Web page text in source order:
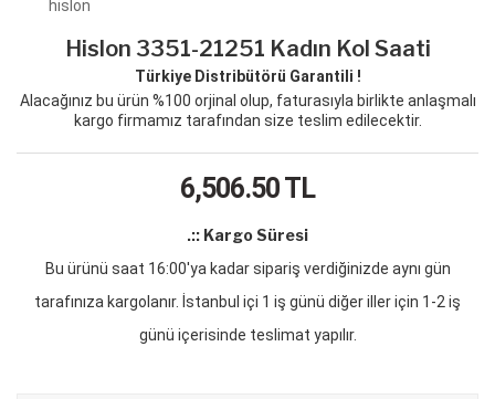
Hislon 3351-21251 Kadın Kol Saati
Türkiye Distribütörü Garantili !
Alacağınız bu ürün %100 orjinal olup, faturasıyla birlikte anlaşmalı
kargo firmamız tarafından size teslim edilecektir.
6,506.50TL
.:: Kargo Süresi
Bu ürünü saat 16:00'ya kadar sipariş verdiğinizde aynı gün
tarafınıza kargolanır. İstanbul içi 1 iş günü diğer iller için 1-2 iş
günü içerisinde teslimat yapılır.